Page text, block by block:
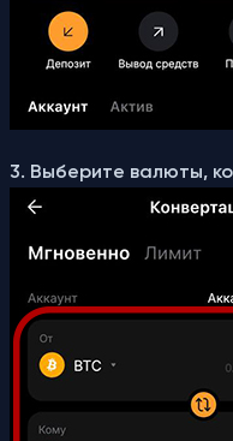
3. Выберите валюты,